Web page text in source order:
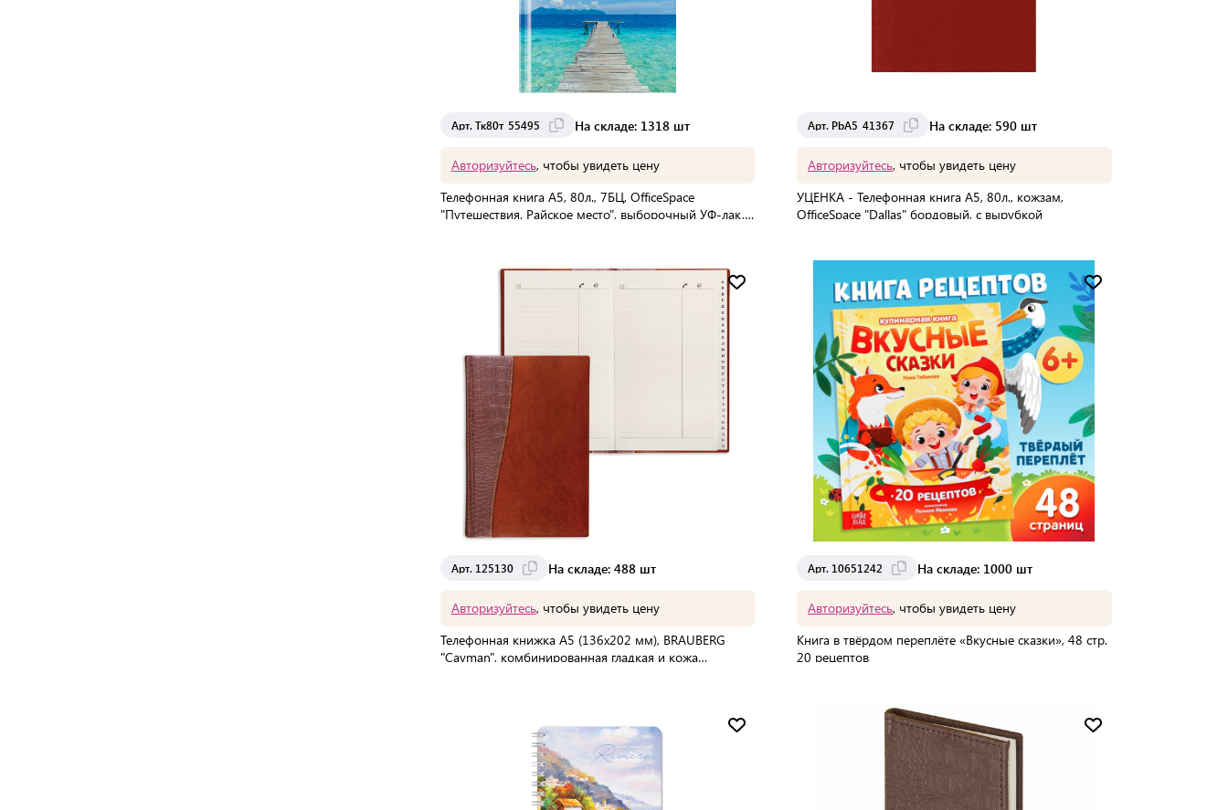
Арт. Тк80т_55495 На складе: 1318 шт
Авторизуйтесь, чтобы увидеть цену
Телефонная книга А5, 80л., 7БЦ, OfficeSpace
"Путешествия. Райское место", выборочный УФ-лак, с
Доставка от 2 до 3 дней
Арт. PbA5_41367 На складе: 590 шт
Авторизуйтесь, чтобы увидеть цену
УЦЕНКА - Телефонная книга А5, 80л., кожзам,
OfficeSpace "Dallas" бордовый, с вырубкой
Доставка от 2 до 3 дней
Арт. 125130 На складе: 488 шт
Авторизуйтесь, чтобы увидеть цену
Телефонная книжка А5 (136х202 мм), BRAUBERG
"Cayman", комбинированная гладкая и кожа
Доставка от 2 до 3 дней
Арт. 10651242 На складе: 1000 шт
Авторизуйтесь, чтобы увидеть цену
Книга в твёрдом переплёте «Вкусные сказки», 48 стр.
20 рецептов
Доставка до 15 дней